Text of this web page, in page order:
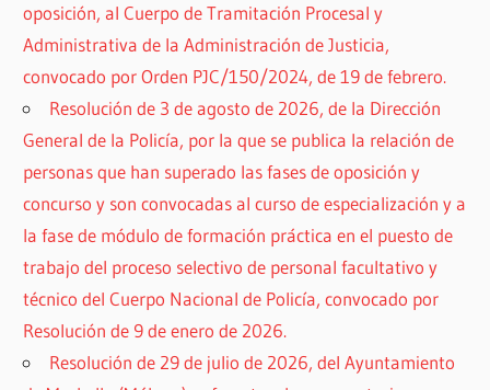
oposición, al Cuerpo de Tramitación Procesal y
Administrativa de la Administración de Justicia,
convocado por Orden PJC/150/2024, de 19 de febrero.
Resolución de 3 de agosto de 2026, de la Dirección
General de la Policía, por la que se publica la relación de
personas que han superado las fases de oposición y
concurso y son convocadas al curso de especialización y a
la fase de módulo de formación práctica en el puesto de
trabajo del proceso selectivo de personal facultativo y
técnico del Cuerpo Nacional de Policía, convocado por
Resolución de 9 de enero de 2026.
Resolución de 29 de julio de 2026, del Ayuntamiento